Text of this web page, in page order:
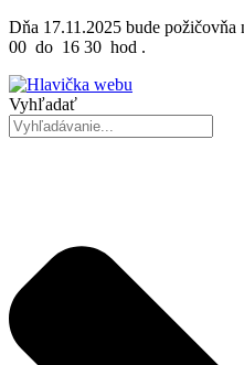
Preskočiť
na
Dňa 17.11.2025 bude požičovňa
00 do 16 30 hod .
Vyhľadať